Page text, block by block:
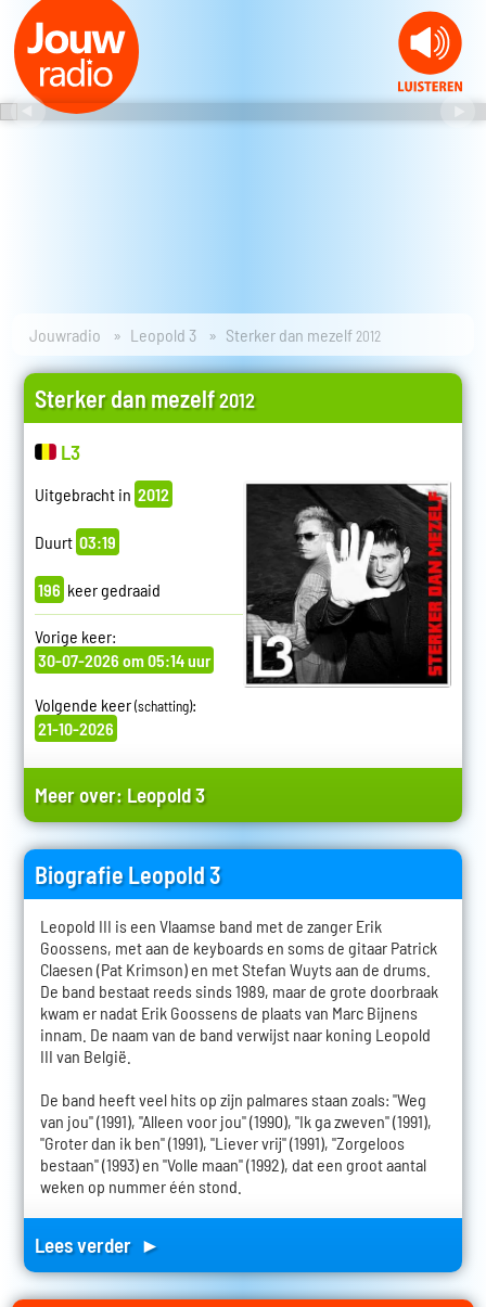
Jouwradio Leopold 3 Sterker dan mezelf2012
Sterker dan mezelf2012
L3
Uitgebracht in 2012
Duurt 03:19
196 keer gedraaid
Vorige keer:
30-07-2026 om 05:14 uur
Volgende keer(schatting):
21-10-2026
Meer over: Leopold 3
Biografie Leopold 3
Leopold III is een Vlaamse band met de zanger Erik
Goossens, met aan de keyboards en soms de gitaar Patrick
Claesen (Pat Krimson) en met Stefan Wuyts aan de drums.
De band bestaat reeds sinds 1989, maar de grote doorbraak
kwam er nadat Erik Goossens de plaats van Marc Bijnens
innam. De naam van de band verwijst naar koning Leopold
III van België.
De band heeft veel hits op zijn palmares staan zoals: "Weg
van jou" (1991), "Alleen voor jou" (1990), "Ik ga zweven" (1991),
"Groter dan ik ben" (1991), "Liever vrij" (1991), "Zorgeloos
bestaan" (1993) en "Volle maan" (1992), dat een groot aantal
weken op nummer één stond.
Lees verder ►